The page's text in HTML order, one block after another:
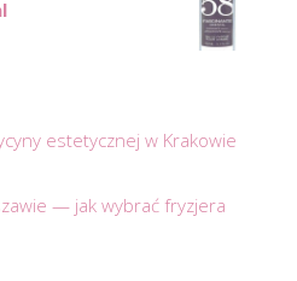
estetycznej w Krakowie
— jak wybrać fryzjera